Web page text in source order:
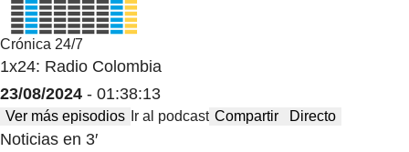
Crónica 24/7
1x24: Radio Colombia
23/08/2024 - 01:38:13
Ver más episodios Ir al podcast Compartir Directo
Noticias en 3′